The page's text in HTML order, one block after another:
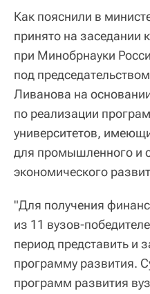
Как пояснили в
принято на заседании
при Минобрнауки
под
Ливанова на
по реализации
университетов,
для промышленного и
экономического
"Для получения
из 11 вузов-
период представить и
программу развития.
программ развития